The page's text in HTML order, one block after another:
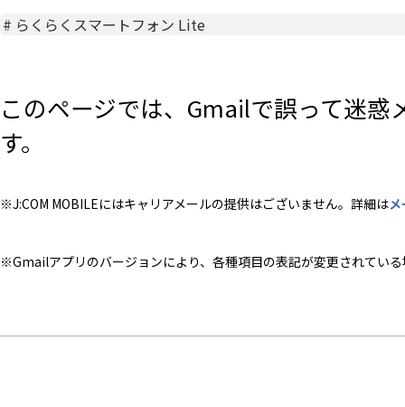
# らくらくスマートフォン Lite
このページでは、Gmailで誤って迷
す。
※J:COM MOBILEにはキャリアメールの提供はございません。詳細は
※Gmailアプリのバージョンにより、各種項目の表記が変更されてい